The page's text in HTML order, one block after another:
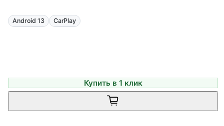
Android 13 CarPlay
Купить в 1 клик